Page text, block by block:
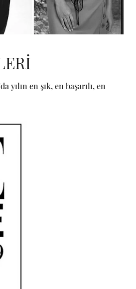
en şık, en başarılı, en